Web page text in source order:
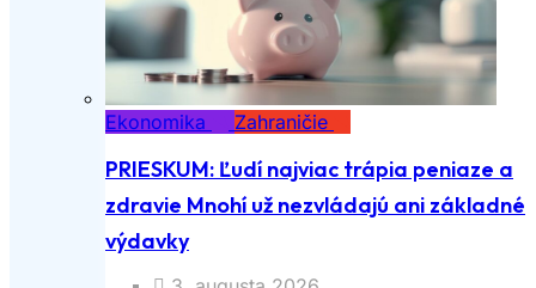
Ekonomika Zahraničie
PRIESKUM: Ľudí najviac trápia peniaze a
zdravie Mnohí už nezvládajú ani základné
výdavky